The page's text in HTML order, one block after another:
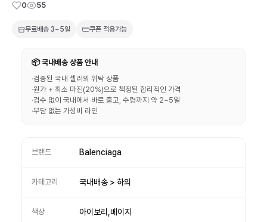
0 55
무료배송 3~5일 쿠폰 적용가능
📦 국내배송 상품 안내
·검증된 국내 셀러의 위탁 상품
·원가 + 최소 마진(20%)으로 책정된 합리적인 가격
·검수 없이 국내에서 바로 출고, 수령까지 약 2~5일
·부담 없는 가성비 라인
브랜드 Balenciaga
카테고리 국내배송 > 하의
색상 아이보리,베이지